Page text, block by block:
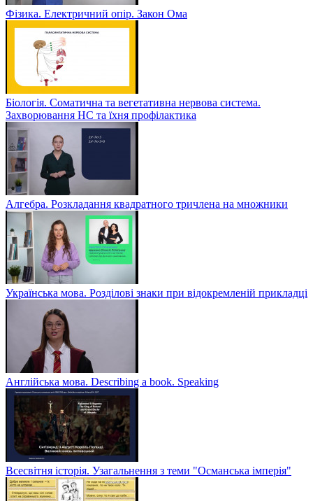
Фізика. Електричний опір. Закон Ома
Біологія. Соматична та вегетативна нервова система.
Захворювання НС та їхня профілактика
Алгебра. Розкладання квадратного тричлена на множники
Українська мова. Розділові знаки при відокремленій прикладці
Англійська мова. Describing a book. Speaking
Всесвітня історія. Узагальнення з теми "Османська імперія"